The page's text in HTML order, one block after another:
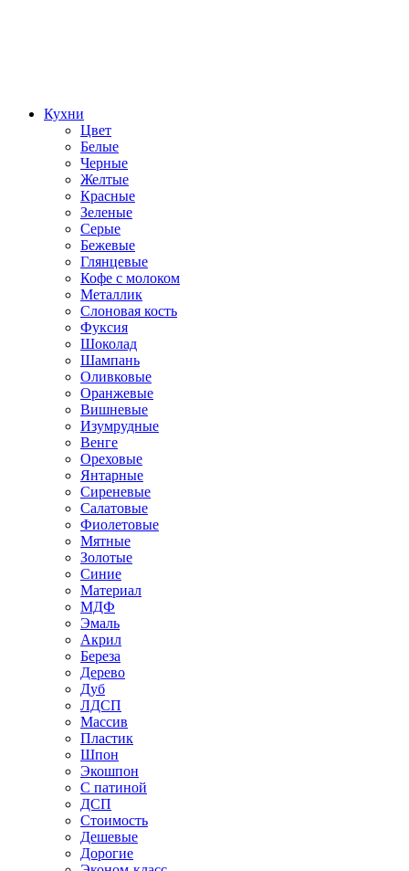
Кухни
Цвет
Белые
Черные
Желтые
Красные
Зеленые
Серые
Бежевые
Глянцевые
Кофе с молоком
Металлик
Слоновая кость
Фуксия
Шоколад
Шампань
Оливковые
Оранжевые
Вишневые
Изумрудные
Венге
Ореховые
Янтарные
Сиреневые
Салатовые
Фиолетовые
Мятные
Золотые
Синие
Материал
МДФ
Эмаль
Акрил
Береза
Дерево
Дуб
ЛДСП
Массив
Пластик
Шпон
Экошпон
С патиной
ДСП
Стоимость
Дешевые
Дорогие